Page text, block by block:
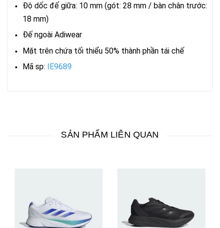
Độ dốc đế giữa: 10 mm (gót: 28 mm / bàn chân trước:
18 mm)
Đế ngoài Adiwear
Mặt trên chứa tối thiểu 50% thành phần tái chế
Mã sp:
IE9689
SẢN PHẨM LIÊN QUAN